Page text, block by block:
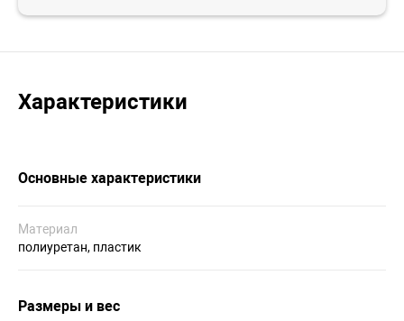
Характеристики
Основные характеристики
Материал
полиуретан, пластик
Размеры и вес